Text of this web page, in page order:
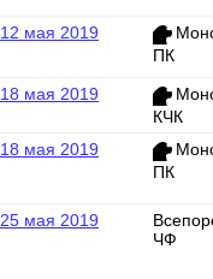
12 мая 2019
ПК
18 мая 2019
КЧК
18 мая 2019
ПК
25 мая 2019
ЧФ